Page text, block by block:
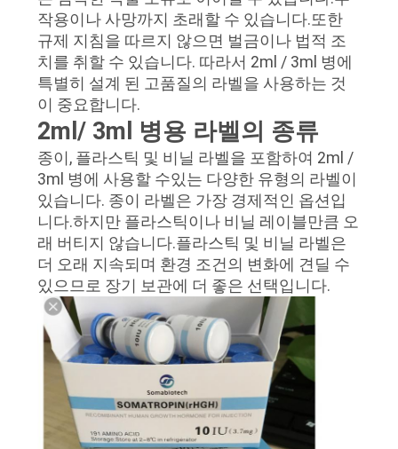
작용이나 사망까지 초래할 수 있습니다.또한
규제 지침을 따르지 않으면 벌금이나 법적 조
치를 취할 수 있습니다. 따라서 2ml / 3ml 병에
특별히 설계 된 고품질의 라벨을 사용하는 것
이 중요합니다.
2ml/ 3ml 병용 라벨의 종류
종이, 플라스틱 및 비닐 라벨을 포함하여 2ml /
3ml 병에 사용할 수있는 다양한 유형의 라벨이
있습니다. 종이 라벨은 가장 경제적인 옵션입
니다.하지만 플라스틱이나 비닐 레이블만큼 오
래 버티지 않습니다.플라스틱 및 비닐 라벨은
더 오래 지속되며 환경 조건의 변화에 견딜 수
있으므로 장기 보관에 더 좋은 선택입니다.